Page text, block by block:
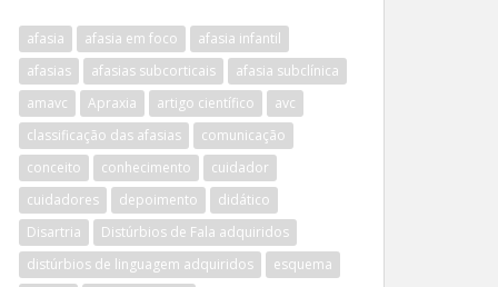
afasia afasia em foco
afasia infantil
afasias
afasias subcorticais
afasia subclínica
amavc
Apraxia artigo científico
avc
classificação das afasias
comunicação
conceito
conhecimento
cuidador
cuidadores
depoimento
didático
Disartria
Distúrbios de Fala adquiridos
distúrbios de linguagem adquiridos
esquema